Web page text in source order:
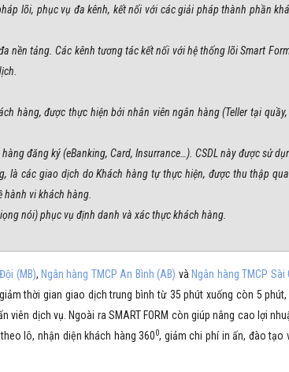
lõi, phục vụ đa kênh, kết nối với các giải pháp thành phần
nền tảng. Các kênh tương tác kết nối với hệ thống lõi Smart
hàng, được thực hiện bởi nhân viên ngân hàng (Teller tại
đăng ký (eBanking, Card, Insurrance…). CSDL này được sử
là các giao dịch do Khách hàng tự thực hiện, được thu thập
hành vi khách hàng.
nói) phục vụ định danh và xác thực khách hàng.
(MB), Ngân hàng TMCP An Bình (AB) và Ngân hàng TMCP Sài
thời gian giao dịch trung bình từ 35 phút xuống còn 5
dịch vụ. Ngoài ra SMART FORM còn giúp nâng cao lợi
lô, nhận diện khách hàng 3600, giảm chi phí in ấn, đào tạo